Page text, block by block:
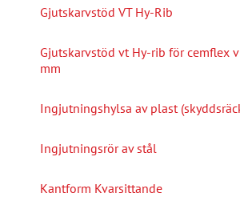
Gjutskarvstöd VT Hy-Rib
Gjutskarvstöd vt Hy-rib för cemflex
mm
Ingjutningshylsa av plast
Ingjutningsrör av stål
Kantform Kvarsittande